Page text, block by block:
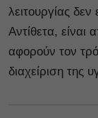
λειτουργίας
Αντίθετα,
αφορούν τον
διαχείριση της